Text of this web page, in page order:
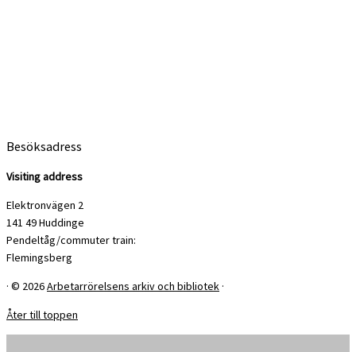
Besöksadress
Visiting address
Elektronvägen 2
141 49 Huddinge
Pendeltåg/commuter train:
Flemingsberg
· © 2026Arbetarrörelsens arkiv och bibliotek ·
Åter till toppen